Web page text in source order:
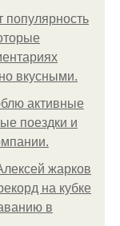
популярность
вкусными.
активные
поездки и
жарков
на кубке
в